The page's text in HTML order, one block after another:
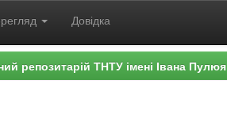
Довідка
репозитарій ТНТУ імені Івана Пулюя